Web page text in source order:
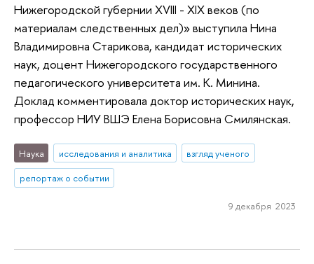
Нижегородской губернии XVIII - XIX веков (по
материалам следственных дел)» выступила Нина
Владимировна Старикова, кандидат исторических
наук, доцент Нижегородского государственного
педагогического университета им. К. Минина.
Доклад комментировала доктор исторических наук,
профессор НИУ ВШЭ Елена Борисовна Смилянская.
Наука исследования и аналитика
взгляд ученого
репортаж о событии
9 декабря 2023